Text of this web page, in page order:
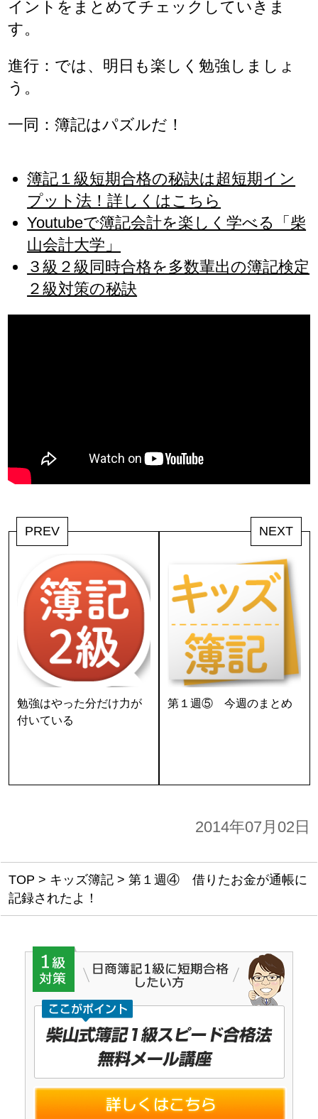
イントをまとめてチェックしていきま
す。
進行：では、明日も楽しく勉強しましょ
う。
一同：簿記はパズルだ！
簿記１級短期合格の秘訣は超短期イン
プット法！詳しくはこちら
Youtubeで簿記会計を楽しく学べる「柴
山会計大学」
３級２級同時合格を多数輩出の簿記検定
２級対策の秘訣
PREV
勉強はやった分だけ力が
付いている
NEXT
第１週⑤ 今週のまとめ
2014年07月02日
TOP > キッズ簿記> 第１週④ 借りたお金が通帳に
記録されたよ！